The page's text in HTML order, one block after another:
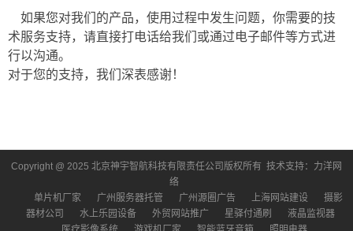
如果您对我们的产品，使用过程中发生问题，你需要的技
术服务支持，请直接打电话给我们或通过电子邮件等方式进
行以沟通。
对于您的支持，我们深表感谢！
Copyright @ 2025 北京神宇智航科技有限责任公司版权所有 技术支持： 力洋网
络
单片机厂家
广州服务器托管 广州源圈广告 上海网站建设
摄影
器材公司
水上乐园设备 外贸网站推广 星驿付通刷
液晶监视器